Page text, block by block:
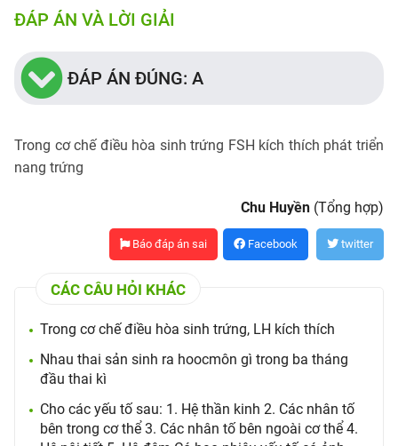
ĐÁP ÁN VÀ LỜI GIẢI
ĐÁP ÁN ĐÚNG: A
Trong cơ chế điều hòa sinh trứng FSH kích thích phát triển
nang trứng
Chu Huyền (Tổng hợp)
Báo đáp án sai Facebook twitter
CÁC CÂU HỎI KHÁC
Trong cơ chế điều hòa sinh trứng, LH kích thích
Nhau thai sản sinh ra hoocmôn gì trong ba tháng
đầu thai kì
Cho các yếu tố sau: 1. Hệ thần kinh 2. Các nhân tố
bên trong cơ thể 3. Các nhân tố bên ngoài cơ thể 4.